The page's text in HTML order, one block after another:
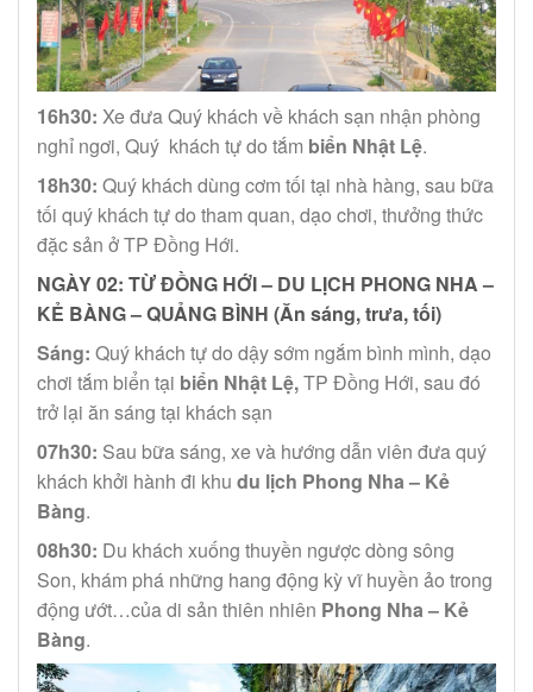
16h30: Xe đưa Quý khách về khách sạn nhận phòng
nghỉ ngơi, Quý khách tự do tắm biển Nhật Lệ.
18h30: Quý khách dùng cơm tối tại nhà hàng, sau bữa
tối quý khách tự do tham quan, dạo chơi, thưởng thức
đặc sản ở TP Đồng Hới.
NGÀY 02: TỪ ĐỒNG HỚI – DU LỊCH PHONG NHA –
KẺ BÀNG – QUẢNG BÌNH (Ăn sáng, trưa, tối)
Sáng: Quý khách tự do dậy sớm ngắm bình mình, dạo
chơi tắm biển tại biển Nhật Lệ,TP Đồng Hới, sau đó
trở lại ăn sáng tại khách sạn
07h30: Sau bữa sáng, xe và hướng dẫn viên đưa quý
khách khởi hành đi khu du lịch Phong Nha – Kẻ
Bàng.
08h30: Du khách xuống thuyền ngược dòng sông
Son, khám phá những hang động kỳ vĩ huyền ảo trong
động ướt…của di sản thiên nhiên Phong Nha – Kẻ
Bàng.